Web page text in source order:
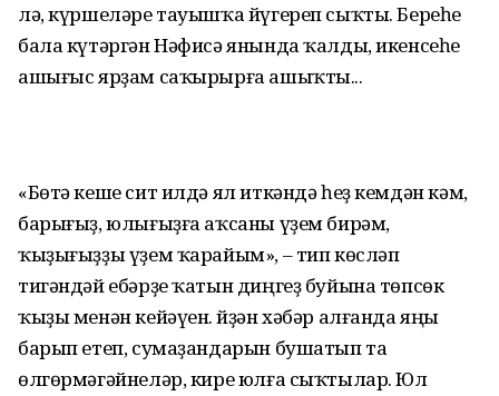
лә, күршеләре тауышҡа йүгереп сыҡты. Береһе
бала күтәргән Нәфисә янында ҡалды, икенсеһе
ашығыс ярҙам саҡырырға ашыҡты...
«Бөтә кеше сит илдә ял иткәндә һеҙ кемдән кәм,
барығыҙ, юлығыҙға аҡсаны үҙем бирәм,
ҡыҙығыҙҙы үҙем ҡарайым», – тип көсләп
тигәндәй ебәрҙе ҡатын диңгеҙ буйына төпсөк
ҡыҙы менән кейәүен. Өйҙән хәбәр алғанда яңы
барып етеп, сумаҙандарын бушатып та
өлгөрмәгәйнеләр, кире юлға сыҡтылар. Юл